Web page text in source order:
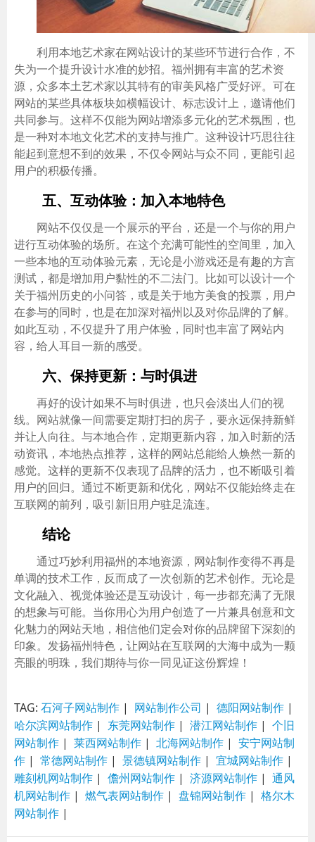
利用本地艺术家在网站设计的某些环节进行合作，不
失为一个提升设计水准的妙招。福州拥有丰富的艺术资
源，众多本土艺术家以其特有的审美风格广受好评。可在
网站的某些具体板块如横幅设计、标志设计上，邀请他们
共同参与。这样不仅能为网站增添多元化的艺术氛围，也
是一种对本地文化艺术的支持与推广。这种设计巧思往往
能起到意想不到的效果，不仅令网站与众不同，更能引起
用户的积极传播。
五、互动体验：加入本地特色
网站不仅仅是一个展示的平台，还是一个与你的用户
进行互动体验的场所。在这个充满可能性的空间里，加入
一些本地的互动体验元素，无论是小游戏还是有趣的方言
测试，都是增加用户黏性的不二法门。比如可以设计一个
关于福州历史的小问答，或是关于地方美食的投票，用户
在参与的同时，也是在加深对福州以及对你品牌的了解。
如此互动，不仅提升了用户体验，同时也丰富了网站内
容，给人耳目一新的感受。
六、保持更新：与时俱进
再好的设计如果不与时俱进，也只会淡出人们的视
线。网站就像一间需要定期打扫的房子，要永远保持新鲜
并让人向往。与本地合作，定期更新内容，加入时新的活
动资讯，本地热点推荐，这样的网站总能给人焕然一新的
感觉。这样的更新不仅表现了品牌的活力，也不断吸引着
用户的回归。通过不断更新和优化，网站不仅能始终走在
互联网的前列，吸引新旧用户驻足流连。
结论
通过巧妙利用福州的本地资源，网站制作变得不再是
单调的技术工作，反而成了一次创新的艺术创作。无论是
文化融入、视觉体验还是互动设计，每一步都充满了无限
的想象与可能。当你用心为用户创造了一片兼具创意和文
化魅力的网站天地，相信他们定会对你的品牌留下深刻的
印象。发扬福州特色，让网站在互联网的大海中成为一颗
亮眼的明珠，我们期待与你一同见证这份辉煌！
TAG: 石河子网站制作 | 网站制作公司 | 德阳网站制作 |
哈尔滨网站制作 | 东莞网站制作 | 潜江网站制作 | 个旧
网站制作 | 莱西网站制作 | 北海网站制作 | 安宁网站制
作 | 常德网站制作 | 景德镇网站制作 | 宜城网站制作 |
雕刻机网站制作 | 儋州网站制作 | 济源网站制作 | 通风
机网站制作 | 燃气表网站制作 | 盘锦网站制作 | 格尔木
网站制作 |